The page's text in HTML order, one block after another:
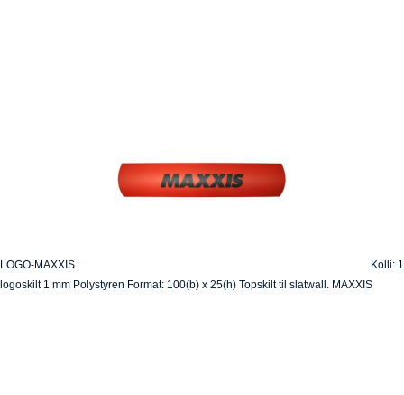
LOGO-MAXXIS
Kolli: 1
logoskilt 1 mm Polystyren Format: 100(b) x 25(h) Topskilt til slatwall. MAXXIS